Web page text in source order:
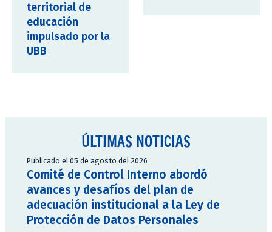
territorial de
educación
impulsado por la
UBB
ÚLTIMAS NOTICIAS
Publicado el 05 de agosto del 2026
Comité de Control Interno abordó
avances y desafíos del plan de
adecuación institucional a la Ley de
Protección de Datos Personales